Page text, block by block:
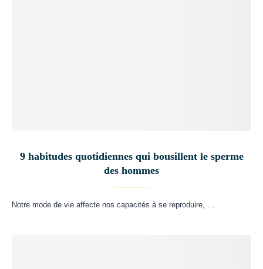
9 habitudes quotidiennes qui bousillent le sperme
des hommes
Notre mode de vie affecte nos capacités à se reproduire, …